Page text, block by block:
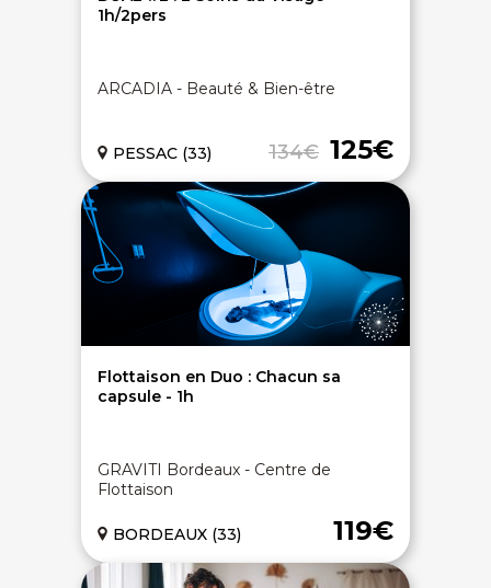
1h/2pers
ARCADIA - Beauté & Bien-être
134€ 125€
PESSAC (33)
Flottaison en Duo : Chacun sa
capsule - 1h
GRAVITI Bordeaux - Centre de
Flottaison
119€
BORDEAUX (33)